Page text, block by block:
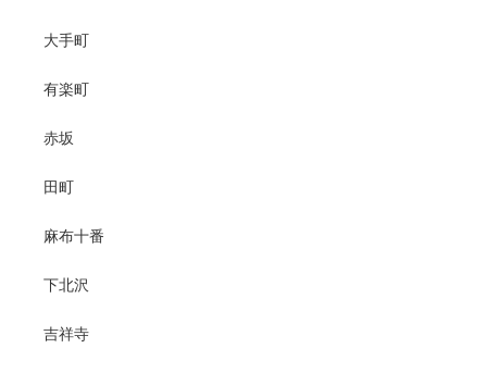
大手町
有楽町
赤坂
田町
麻布十番
下北沢
吉祥寺